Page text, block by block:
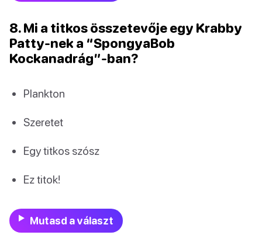
8. Mi a titkos összetevője egy Krabby
Patty-nek a “SpongyaBob
Kockanadrág”-ban?
Plankton
Szeretet
Egy titkos szósz
Ez titok!
Mutasd a választ